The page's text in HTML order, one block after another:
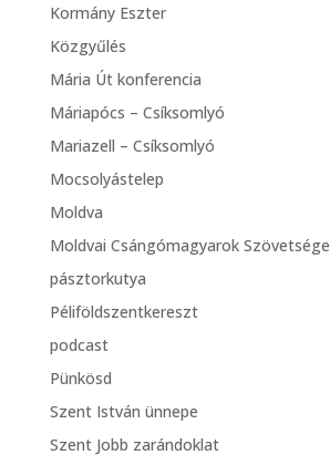
Kormány Eszter
Közgyűlés
Mária Út konferencia
Máriapócs – Csíksomlyó
Mariazell – Csíksomlyó
Mocsolyástelep
Moldva
Moldvai Csángómagyarok Szövetsége
pásztorkutya
Péliföldszentkereszt
podcast
Pünkösd
Szent István ünnepe
Szent Jobb zarándoklat